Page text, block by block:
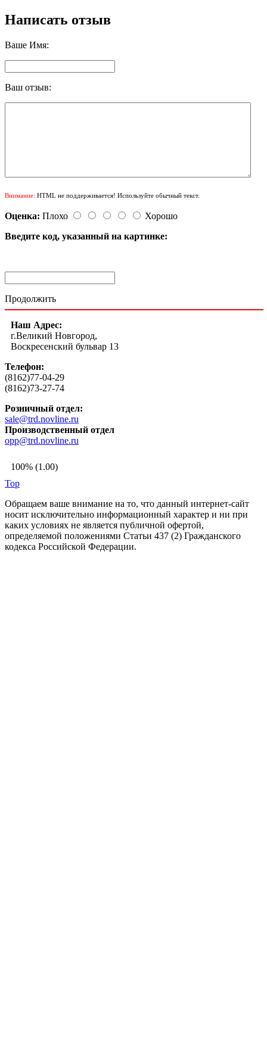
Написать отзыв
Ваше Имя:
Ваш отзыв:
Внимание: HTML не поддерживается! Используйте обычный текст.
Оценка: Плохо
Хорошо
Введите код, указанный на картинке:
Продолжить
Наш Адрес:
г.Великий Новгород,
Воскресенский бульвар 13
Телефон:
(8162)77-04-29
(8162)73-27-74
Розничный отдел:
sale@trd.novline.ru
Производственный отдел
opp@trd.novline.ru
100% (1.00)
Top
Обращаем ваше внимание на то, что данный интернет-сайт
носит исключительно информационный характер и ни при
каких условиях не является публичной офертой,
определяемой положениями Статьи 437 (2) Гражданского
кодекса Российской Федерации.